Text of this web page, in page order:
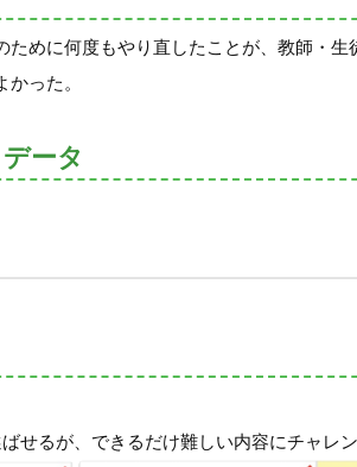
めに何度もやり直したことが、教師・
った。
ータ
せるが、できるだけ難しい内容にチャレ